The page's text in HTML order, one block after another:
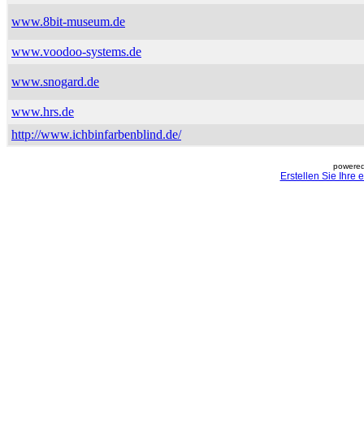
www.8bit-museum.de
www.voodoo-systems.de
www.snogard.de
www.hrs.de
http://www.ichbinfarbenblind.de/
Erstellen Sie Ihre